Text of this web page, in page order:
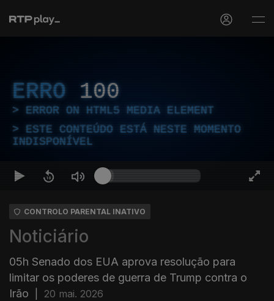
ERRO 100
ERROR ON HTML5 MEDIA ELEMENT
ESTE CONTEÚDO ESTÁ NESTE MOMENTO
INDISPONÍVEL
CONTROLO PARENTAL INATIVO
Noticiário
05h Senado dos EUA aprova resolução para
limitar os poderes de guerra de Trump contra o
Irão
20 mai. 2026